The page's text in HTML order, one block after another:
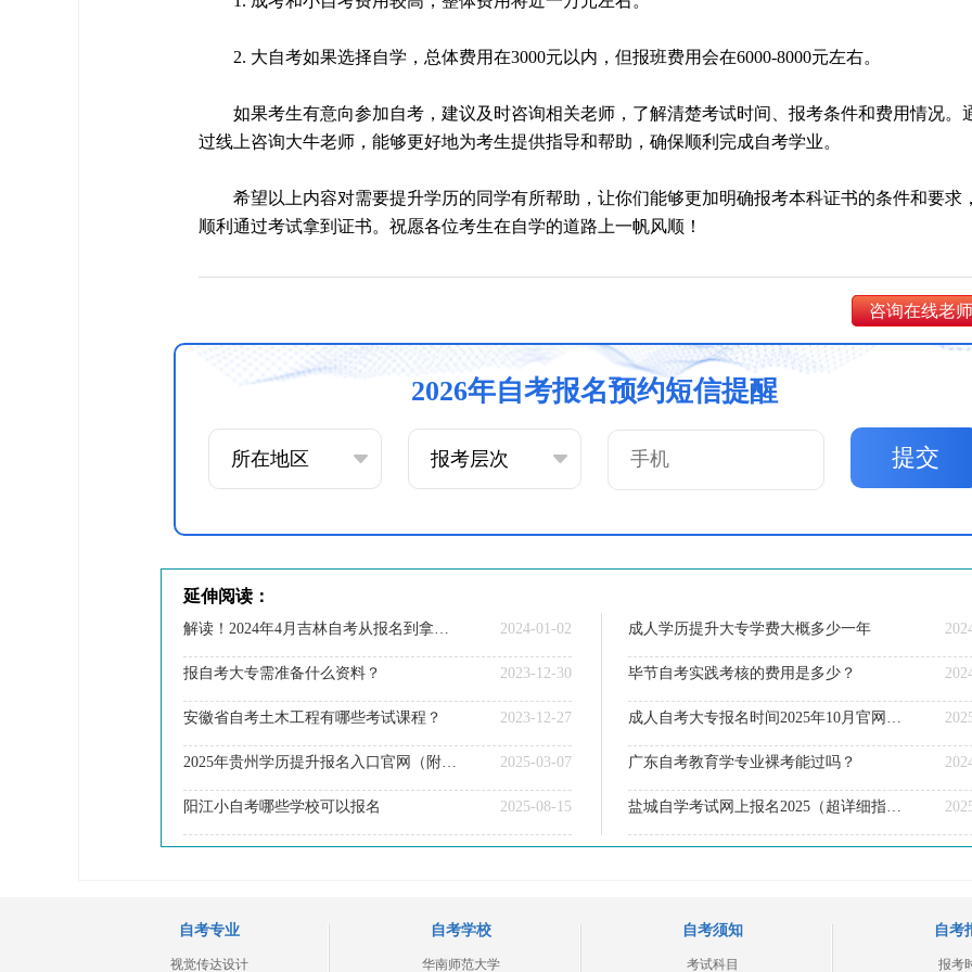
2. 大自考如果选择自学，总体费用在3000元以内，但报班费用会在6000-8000元左右。
如果考生有意向参加自考，建议及时咨询相关老师，了解清楚考试时间、报考条件和费用情况。
过线上咨询大牛老师，能够更好地为考生提供指导和帮助，确保顺利完成自考学业。
希望以上内容对需要提升学历的同学有所帮助，让你们能够更加明确报考本科证书的条件和要求，
顺利通过考试拿到证书。祝愿各位考生在自学的道路上一帆风顺！
咨询在线老师
2026年自考报名预约短信提醒
提交
延伸阅读：
2024-01-02
报自考大专需准备什么资料？ 2023-12-30
安徽省自考土木工程有哪些考试课程？ 2023-12-27
2025-03-07
阳江小自考哪些学校可以报名 2025-08-15
成人学历提升大专学费大概多少一年
毕节自考实践考核的费用是多少？
广东自考教育学专业裸考能过吗？
自考专业
视觉传达设计
自考学校
华南师范大学
自考须知
考试科目
自考
报考